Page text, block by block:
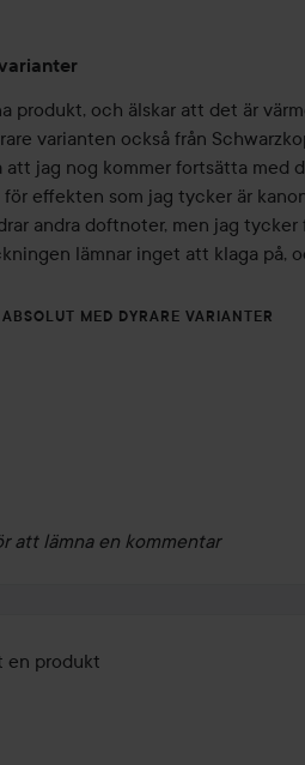
produkt, och älskar att det är
varianten också från
jag nog kommer fortsätta med
effekten som jag tycker är
andra doftnoter, men jag tycker
lämnar inget att klaga på,
MED DYRARE VARIANTER
att lämna en kommentar
en produkt